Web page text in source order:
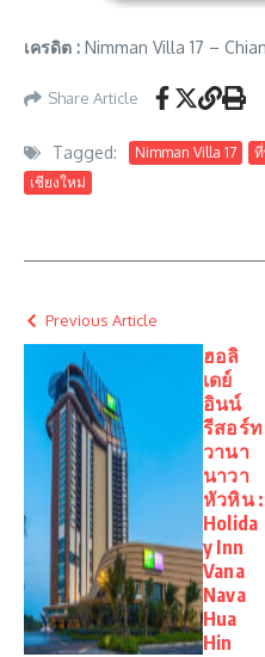
เครดิต : Nimman Villa 17 –
Share Article
Tagged: Nimman Villa 17
เชียงใหม่
Previous Article
ฮอลิ
เดย์
อินน์
รีสอร์ท
วานา
นาวา
หัวหิน :
Holida
y Inn
Vana
Nava
Hua
Hin